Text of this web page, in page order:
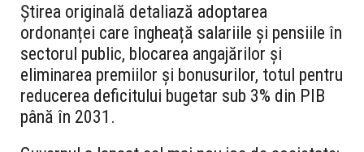
Știrea originală detaliază adoptarea
ordonanței care îngheață salariile și pensiile în
sectorul public, blocarea angajărilor și
eliminarea premiilor și bonusurilor, totul pentru
reducerea deficitului bugetar sub 3% din PIB
până în 2031.